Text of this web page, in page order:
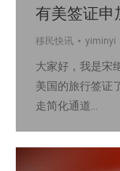
有美签证申
移民快讯 yiminyi
大家好，我是宋
美国的旅行签证
走简化通道…